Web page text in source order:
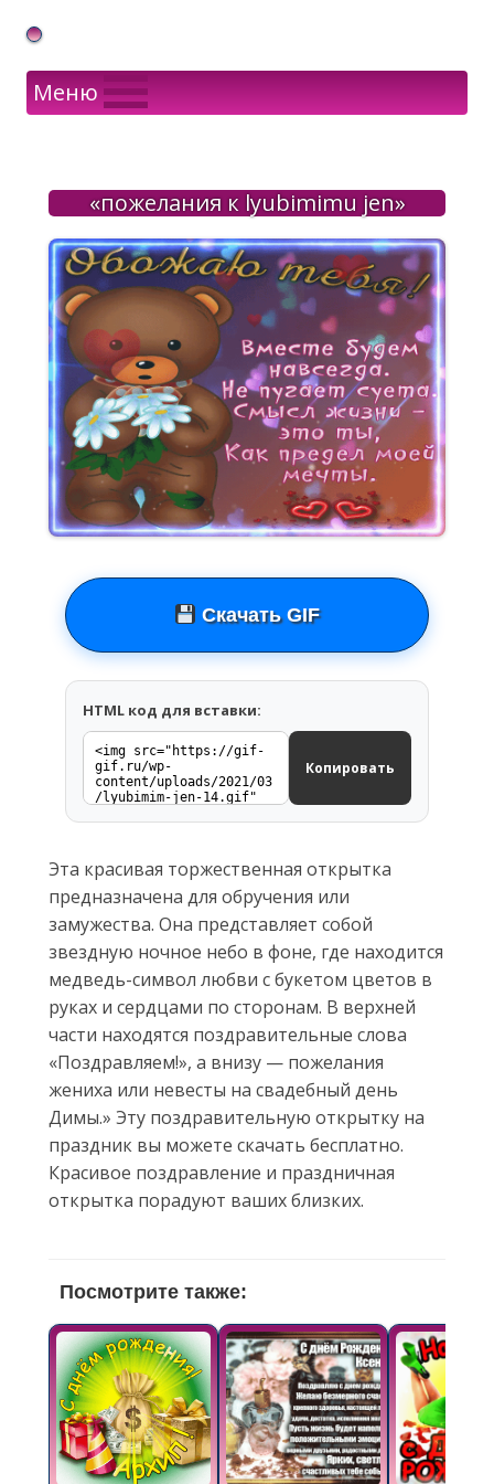
Gif Открытки в подарок
Меню
«пожелания к lyubimimu jen»
Скачать GIF
HTML код для вставки:
Копировать
Эта красивая торжественная открытка
предназначена для обручения или
замужества. Она представляет собой
звездную ночное небо в фоне, где находится
медведь-символ любви с букетом цветов в
руках и сердцами по сторонам. В верхней
части находятся поздравительные слова
«Поздравляем!», а внизу — пожелания
жениха или невесты на свадебный день
Димы.» Эту поздравительную открытку на
праздник вы можете скачать бесплатно.
Красивое поздравление и праздничная
открытка порадуют ваших близких.
Посмотрите также: